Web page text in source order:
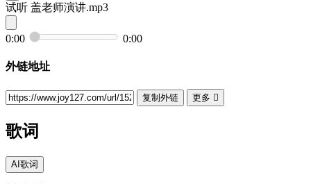
试听 盖老师演讲.mp3
0:00 0:00
外链地址
复制外链 更多 
歌词
AI歌词